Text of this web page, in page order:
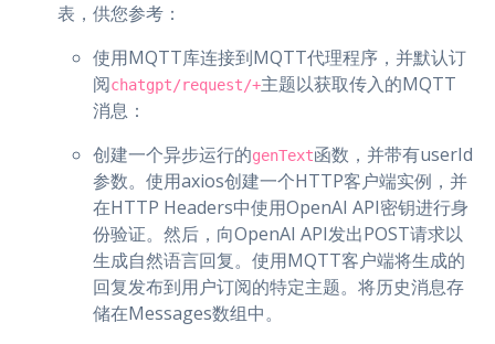
表，供您参考：
使用MQTT库连接到MQTT代理程序，并默认订
阅chatgpt/request/+主题以获取传入的MQTT
消息：
创建一个异步运行的genText函数，并带有userId
参数。使用axios创建一个HTTP客户端实例，并
在HTTP Headers中使用OpenAI API密钥进行身
份验证。然后，向OpenAI API发出POST请求以
生成自然语言回复。使用MQTT客户端将生成的
回复发布到用户订阅的特定主题。将历史消息存
储在Messages数组中。